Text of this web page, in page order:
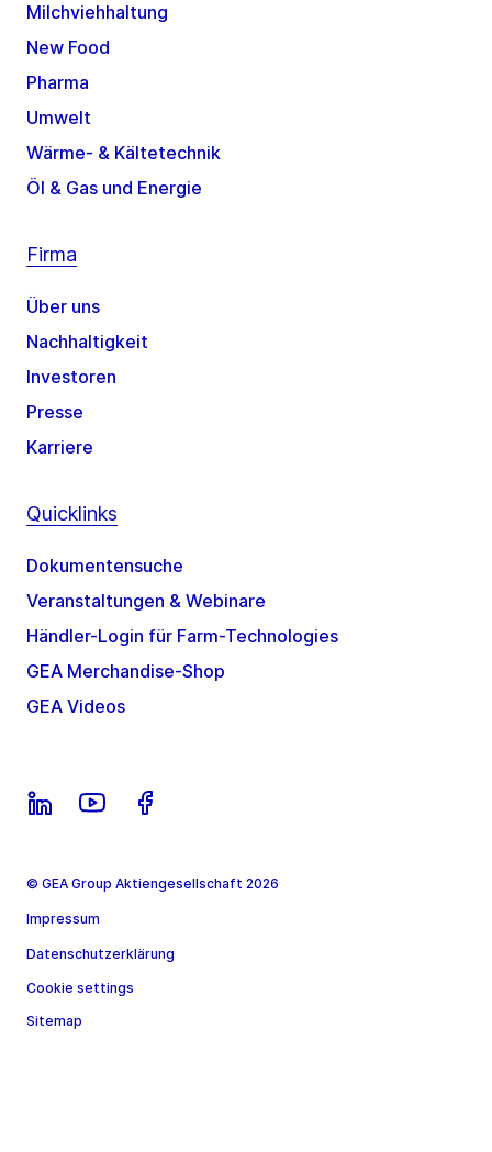
Milchviehhaltung
New Food
Pharma
Umwelt
Wärme- & Kältetechnik
Öl & Gas und Energie
Firma
Über uns
Nachhaltigkeit
Investoren
Presse
Karriere
Quicklinks
Dokumentensuche
Veranstaltungen & Webinare
Händler-Login für Farm-Technologies
GEA Merchandise-Shop
GEA Videos
© GEA Group Aktiengesellschaft 2026
Impressum
Datenschutzerklärung
Cookie settings
Sitemap